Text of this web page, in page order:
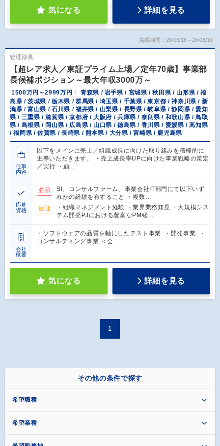
気になる 詳細を見る
掲載期間：26/06/16～26/08/10
管理部長
【超レア求人／東証プライム上場／定年70歳】事業部
長候補ポジション～最大年収3000万～
1500万円～2999万円
青森県 / 岩手県 / 宮城県 / 秋田県 / 山形県 / 福
島県 / 茨城県 / 栃木県 / 群馬県 / 埼玉県 / 千葉県 / 東京都 / 神奈川県 / 新
潟県 / 富山県 / 石川県 / 福井県 / 山梨県 / 長野県 / 岐阜県 / 静岡県 / 愛知
県 / 三重県 / 滋賀県 / 京都府 / 大阪府 / 兵庫県 / 奈良県 / 和歌山県 / 鳥取
県 / 島根県 / 岡山県 / 広島県 / 山口県 / 徳島県 / 香川県 / 愛媛県 / 高知県
/ 福岡県 / 佐賀県 / 長崎県 / 熊本県 / 大分県 / 宮崎県 / 鹿児島県
仕事
内容
以下をメインに売上／組織成長に向けた取り組みを積極的に
主導いただきます。 ・売上成長率UPに向けた事業戦略の策定
／実行 ・顧…
応募
資格
必須
SI、コンサルファーム、事業会社IT部門にて以下いず
れかの経験を有すること ・複数…
歓迎
・組織マネジメント経験 ・業界業務知見 ・大規模シス
テム開発PJにおける豊富なPM経…
会社
概要
・ソフトウェアの品質を軸にしたテスト事業 ・開発事業 ・
コンサルティング事業 ＜会…
気になる 詳細を見る
1
その他の条件で探す
希望職種
希望業種